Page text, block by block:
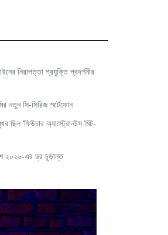
নিরাপত্তা প্রযুক্তি প্রদর্শনীর
নতুন সি-সিরিজ স্মার্টফোন
ছিল ‘ফিউচার অ্যাস্ট্রোনটস মিট-
২০২৬-এর ড্র চূড়ান্ত